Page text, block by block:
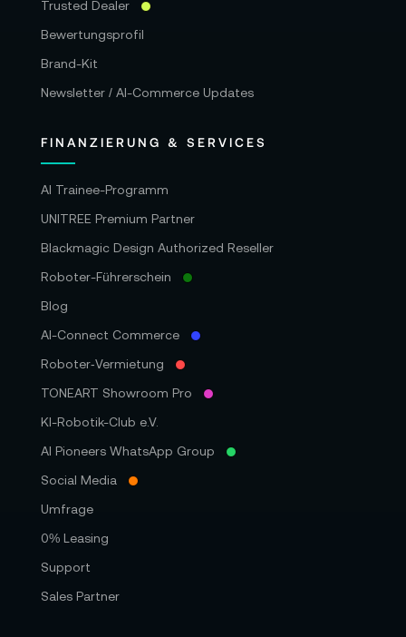
Trusted Dealer
Bewertungsprofil
Brand-Kit
Newsletter / AI-Commerce Updates
FINANZIERUNG & SERVICES
AI Trainee-Programm
UNITREE Premium Partner
Blackmagic Design Authorized Reseller
Roboter-Führerschein
Blog
AI-Connect Commerce
Roboter‑Vermietung
TONEART Showroom Pro
KI-Robotik-Club e.V.
AI Pioneers WhatsApp Group
Social Media
Umfrage
0% Leasing
Support
Sales Partner